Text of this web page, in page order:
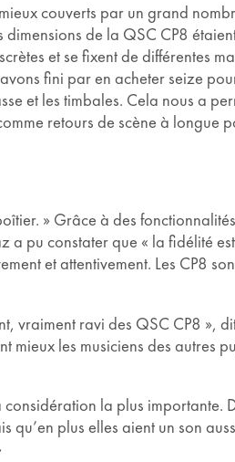
couverts par un grand
dimensions de la QSC CP8
et se fixent de différentes
fini par en acheter seize
et les timbales. Cela nous a
retours de scène à longue
» Grâce à des
pu constater que « la fidélité
et attentivement. Les CP8
vraiment ravi des QSC CP8 »,
les musiciens des autres
la plus importante.
plus elles aient un son